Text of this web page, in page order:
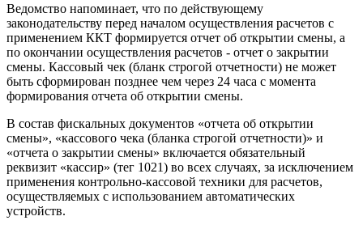
Ведомство напоминает, что по действующему
законодательству перед началом осуществления расчетов с
применением ККТ формируется отчет об открытии смены, а
по окончании осуществления расчетов - отчет о закрытии
смены. Кассовый чек (бланк строгой отчетности) не может
быть сформирован позднее чем через 24 часа с момента
формирования отчета об открытии смены.
В состав фискальных документов «отчета об открытии
смены», «кассового чека (бланка строгой отчетности)» и
«отчета о закрытии смены» включается обязательный
реквизит «кассир» (тег 1021) во всех случаях, за исключением
применения контрольно-кассовой техники для расчетов,
осуществляемых с использованием автоматических
устройств.